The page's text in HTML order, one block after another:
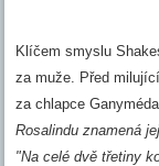
Klíčem smyslu
za muže. Před
za chlapce
Rosalindu znamená
"Na celé dvě třetiny